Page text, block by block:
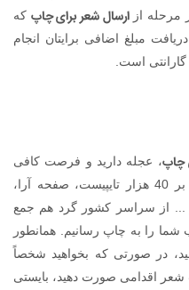
مرحله ازارسال شعر برای چاپ که
مبلغ اضافی برایتان انجام
است.
چاپ، عجله دارید و فرصت کافی
ندارید، خاطرتان آسوده با نیروی بالغ بر 40 هزار تایپیست، صفحه آرا،
... از سراسر کشور گرد هم جمع
شما را به چاپ رسانیم. همانطور
در صورتی که بخواهید شخصاً
اقدامی صورت دهید، بایستی